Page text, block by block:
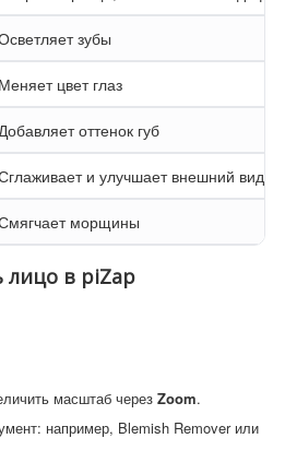
зубы
Меняет цвет глаз
оттенок губ
и улучшает внешний вид
морщины
лицо в piZap
масштаб через Zoom.
например, Blemish Remover или